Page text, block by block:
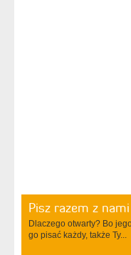
Pisz razem z nami
Dlaczego otwarty? Bo
go pisać każdy, także Ty...